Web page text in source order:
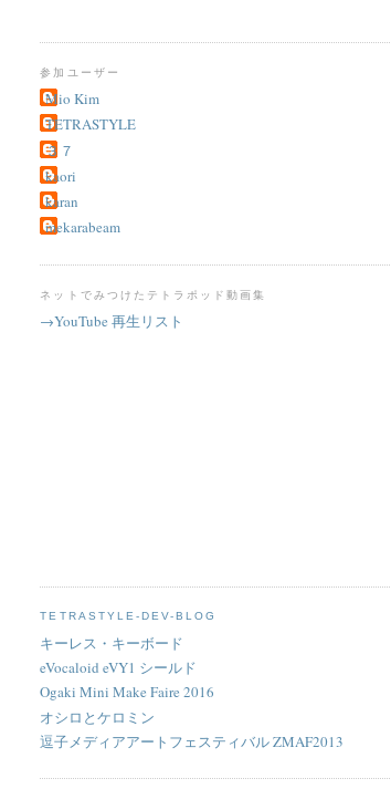
参加ユーザー
Mio Kim
TETRASTYLE
３７
kaori
karan
mekarabeam
ネットでみつけたテトラポッド動画集
→YouTube 再生リスト
TETRASTYLE-DEV-BLOG
キーレス・キーボード
eVocaloid eVY1 シールド
Ogaki Mini Make Faire 2016
オシロとケロミン
逗子メディアアートフェスティバル ZMAF2013